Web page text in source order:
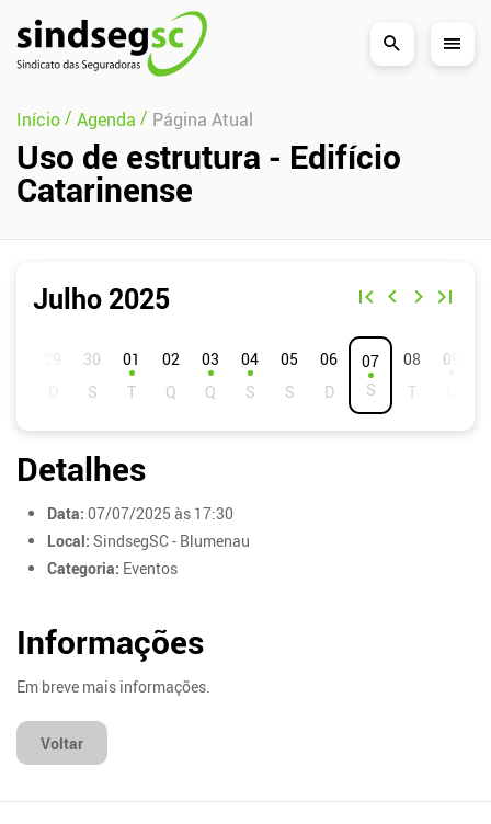
Pular Navegação (s)
Início/ Agenda / Página Atual
Uso de estrutura - Edifício
Catarinense
Julho 2025
01 02 03 04 05 06 07 08 09
Detalhes
Data: 07/07/2025 às 17:30
Local: SindsegSC - Blumenau
Categoria: Eventos
Informações
Em breve mais informações.
Voltar